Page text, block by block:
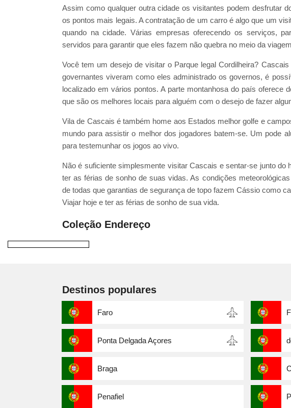
Assim como qualquer outra cidade os visitantes podem desfrutar
os pontos mais legais. A contratação de um carro é algo que um
quando na cidade. Várias empresas oferecendo os serviços,
servidos para garantir que eles fazem não quebra no meio da
Você tem um desejo de visitar o Parque legal Cordilheira?
governantes viveram como eles administrado os governos, é
localizado em vários pontos. A parte montanhosa do país oferece
que são os melhores locais para alguém com o desejo de fazer
Vila de Cascais é também home aos Estados melhor golfe e
mundo para assistir o melhor dos jogadores batem-se. Um pode
para testemunhar os jogos ao vivo.
Não é suficiente simplesmente visitar Cascais e sentar-se junto
ter as férias de sonho de suas vidas. As condições
de todas que garantias de segurança de topo fazem Cássio como
Viajar hoje e ter as férias de sonho de sua vida.
Coleção Endereço
Destinos populares
Faro
Ponta Delgada Açores
Braga
Penafiel